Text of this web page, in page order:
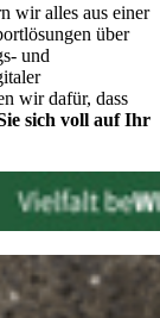
wir alles aus einer
über
und
wir dafür, dass
sich voll auf Ihr